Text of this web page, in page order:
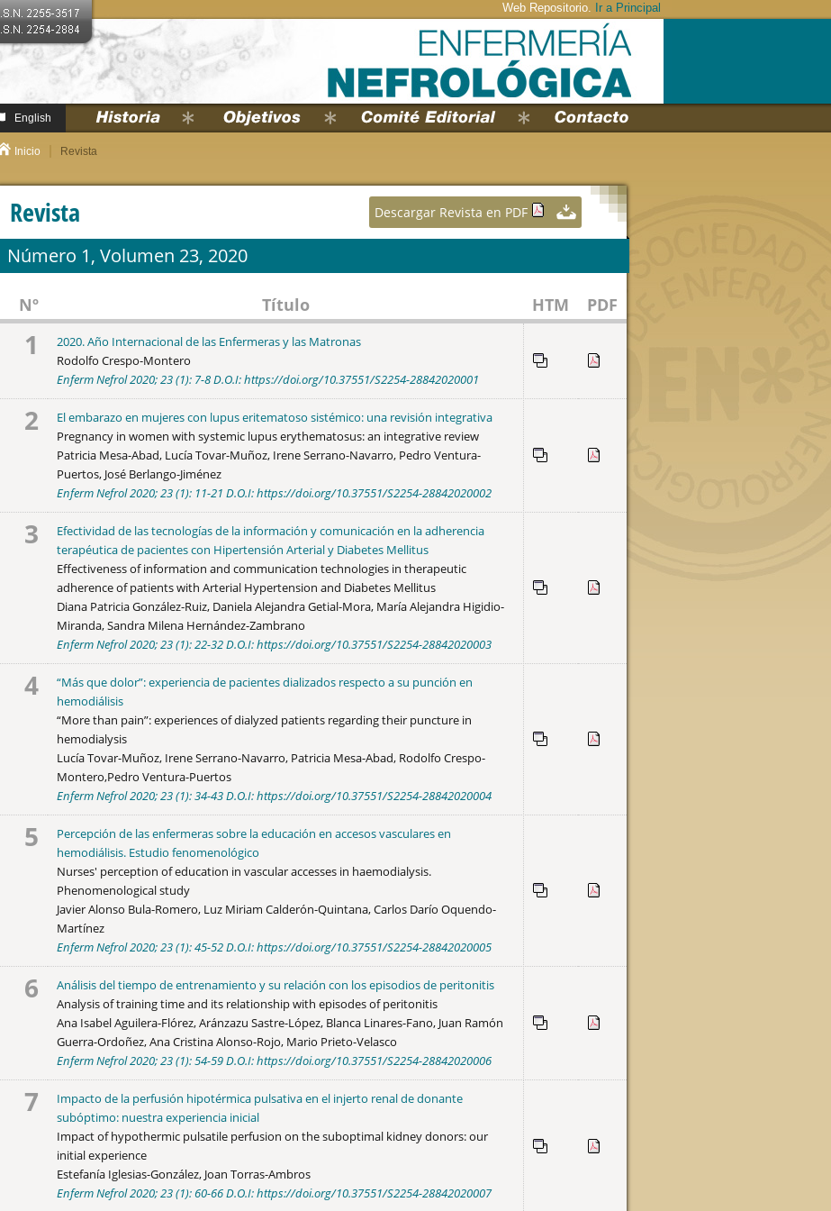
Web Repositorio. Ir a Principal
English
Inicio Revista
Descargar Revista en PDF
Revista
Número 1, Volumen 23, 2020
Nº Título HTM PDF
1
2020. Año Internacional de las Enfermeras y las Matronas
Rodolfo Crespo-Montero
Enferm Nefrol 2020; 23 (1): 7-8 D.O.I: https://doi.org/10.37551/S2254-28842020001
2
El embarazo en mujeres con lupus eritematoso sistémico: una revisión integrativa
Pregnancy in women with systemic lupus erythematosus: an integrative review
Patricia Mesa-Abad, Lucía Tovar-Muñoz, Irene Serrano-Navarro, Pedro Ventura-
Puertos, José Berlango-Jiménez
Enferm Nefrol 2020; 23 (1): 11-21 D.O.I: https://doi.org/10.37551/S2254-28842020002
3
Efectividad de las tecnologías de la información y comunicación en la adherencia
terapéutica de pacientes con Hipertensión Arterial y Diabetes Mellitus
Effectiveness of information and communication technologies in therapeutic
adherence of patients with Arterial Hypertension and Diabetes Mellitus
Diana Patricia González-Ruiz, Daniela Alejandra Getial-Mora, María Alejandra Higidio-
Miranda, Sandra Milena Hernández-Zambrano
Enferm Nefrol 2020; 23 (1): 22-32 D.O.I: https://doi.org/10.37551/S2254-28842020003
4
“Más que dolor”: experiencia de pacientes dializados respecto a su punción en
hemodiálisis
“More than pain”: experiences of dialyzed patients regarding their puncture in
hemodialysis
Lucía Tovar-Muñoz, Irene Serrano-Navarro, Patricia Mesa-Abad, Rodolfo Crespo-
Montero,Pedro Ventura-Puertos
Enferm Nefrol 2020; 23 (1): 34-43 D.O.I: https://doi.org/10.37551/S2254-28842020004
5
Percepción de las enfermeras sobre la educación en accesos vasculares en
hemodiálisis. Estudio fenomenológico
Nurses' perception of education in vascular accesses in haemodialysis.
Phenomenological study
Javier Alonso Bula-Romero, Luz Miriam Calderón-Quintana, Carlos Darío Oquendo-
Martínez
Enferm Nefrol 2020; 23 (1): 45-52 D.O.I: https://doi.org/10.37551/S2254-28842020005
6
Análisis del tiempo de entrenamiento y su relación con los episodios de peritonitis
Analysis of training time and its relationship with episodes of peritonitis
Ana Isabel Aguilera-Flórez, Aránzazu Sastre-López, Blanca Linares-Fano, Juan Ramón
Guerra-Ordoñez, Ana Cristina Alonso-Rojo, Mario Prieto-Velasco
Enferm Nefrol 2020; 23 (1): 54-59 D.O.I: https://doi.org/10.37551/S2254-28842020006
7
Impacto de la perfusión hipotérmica pulsativa en el injerto renal de donante
subóptimo: nuestra experiencia inicial
Impact of hypothermic pulsatile perfusion on the suboptimal kidney donors: our
initial experience
Estefanía Iglesias-González, Joan Torras-Ambros
Enferm Nefrol 2020; 23 (1): 60-66 D.O.I: https://doi.org/10.37551/S2254-28842020007